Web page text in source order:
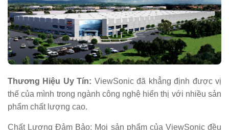
Thương Hiệu Uy Tín: ViewSonic đã khẳng định được vị
thế của mình trong ngành công nghệ hiển thị với nhiều sản
phẩm chất lượng cao.
Chất Lượng Đảm Bảo: Mọi sản phẩm của ViewSonic đều